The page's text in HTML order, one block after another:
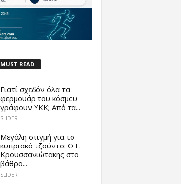
MUST READ
Γιατί σχεδόν όλα τα
φερμουάρ του κόσμου
γράφουν YKK; Από τα...
SLIDER
Μεγάλη στιγμή για το
κυπριακό τζούντο: Ο Γ.
Κρουσσανιώτακης στο
βάθρο...
SLIDER